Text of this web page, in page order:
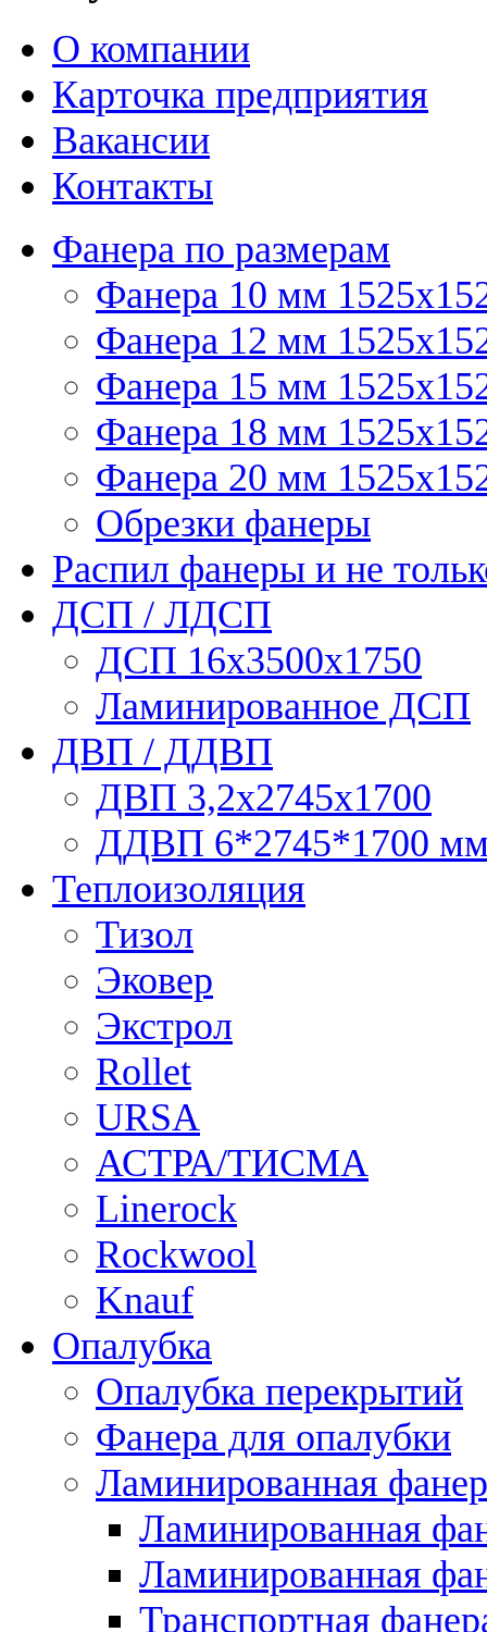
О компании
Карточка предприятия
Вакансии
Контакты
Фанера по размерам
Фанера 10 мм
Фанера 12 мм
Фанера 15 мм
Фанера 18 мм
Фанера 20 мм
Обрезки фанеры
Распил фанеры и не
ДСП / ЛДСП
ДСП 16х3500х1750
Ламинированное ДСП
ДВП / ДДВП
ДВП 3,2х2745х1700
ДДВП 6*2745*1700
Теплоизоляция
Тизол
Эковер
Экстрол
Rollet
URSA
АСТРА/ТИСМА
Linerock
Rockwool
Knauf
Опалубка
Опалубка перекрытий
Фанера для опалубки
Ламинированная
Ламинированная
Ламинированная
Транспортная